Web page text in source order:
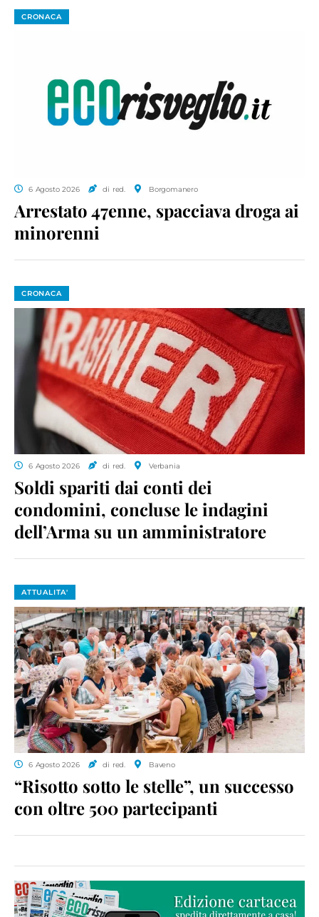
CRONACA
6 Agosto 2026 di red. Borgomanero
Arrestato 47enne, spacciava droga ai
minorenni
CRONACA
6 Agosto 2026 di red. Verbania
Soldi spariti dai conti dei
condomini, concluse le indagini
dell’Arma su un amministratore
ATTUALITA'
6 Agosto 2026 di red. Baveno
“Risotto sotto le stelle”, un successo
con oltre 500 partecipanti